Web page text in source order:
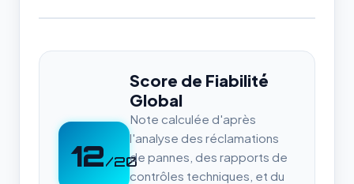
12/20
Score de Fiabilité
Global
Note calculée d'après
l'analyse des réclamations
de pannes, des rapports de
contrôles techniques, et du